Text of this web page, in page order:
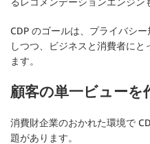
CDP のゴールは、プライバシ
しつつ、ビジネスと消費者に
ます。
顧客の単一ビューを
消費財企業のおかれた環境で
題があります。